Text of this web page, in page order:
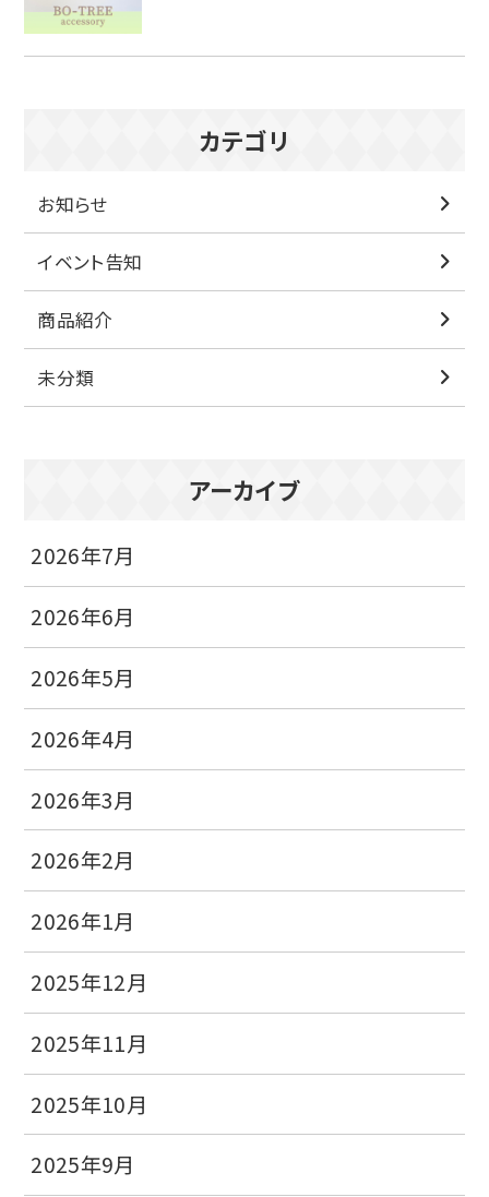
カテゴリ
お知らせ
イベント告知
商品紹介
未分類
アーカイブ
2026年7月
2026年6月
2026年5月
2026年4月
2026年3月
2026年2月
2026年1月
2025年12月
2025年11月
2025年10月
2025年9月